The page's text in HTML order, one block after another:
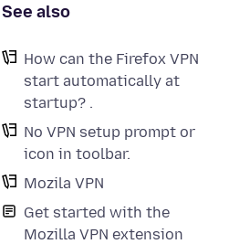
See also
How can the Firefox VPN
start automatically at
startup? .
No VPN setup prompt or
icon in toolbar.
Mozila VPN
Get started with the
Mozilla VPN extension